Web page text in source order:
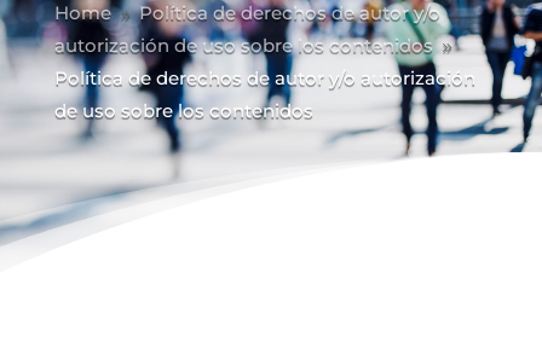
Home 9 Política de derechos de autor y/o
autorización de uso sobre los contenidos 9
Política de derechos de autor y/o autorización
de uso sobre los contenidos